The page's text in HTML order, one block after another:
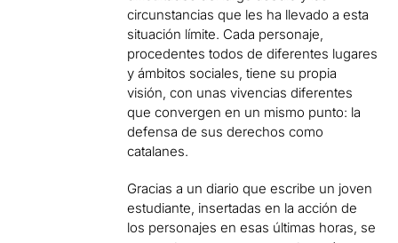
circunstancias que les ha llevado a esta
situación límite. Cada personaje,
procedentes todos de diferentes lugares
y ámbitos sociales, tiene su propia
visión, con unas vivencias diferentes
que convergen en un mismo punto: la
defensa de sus derechos como
catalanes.
Gracias a un diario que escribe un joven
estudiante, insertadas en la acción de
los personajes en esas últimas horas, se